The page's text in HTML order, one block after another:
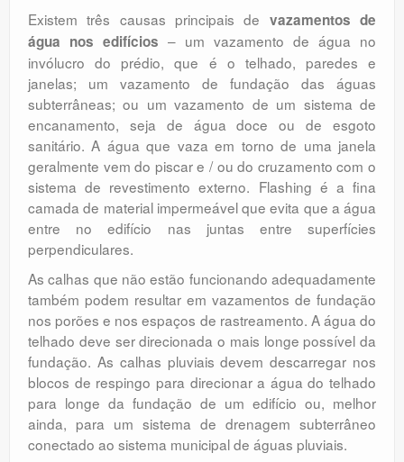
Existem três causas principais de vazamentos de
água nos edifícios – um vazamento de água no
invólucro do prédio, que é o telhado, paredes e
janelas; um vazamento de fundação das águas
subterrâneas; ou um vazamento de um sistema de
encanamento, seja de água doce ou de esgoto
sanitário. A água que vaza em torno de uma janela
geralmente vem do piscar e / ou do cruzamento com o
sistema de revestimento externo. Flashing é a fina
camada de material impermeável que evita que a água
entre no edifício nas juntas entre superfícies
perpendiculares.
As calhas que não estão funcionando adequadamente
também podem resultar em vazamentos de fundação
nos porões e nos espaços de rastreamento. A água do
telhado deve ser direcionada o mais longe possível da
fundação. As calhas pluviais devem descarregar nos
blocos de respingo para direcionar a água do telhado
para longe da fundação de um edifício ou, melhor
ainda, para um sistema de drenagem subterrâneo
conectado ao sistema municipal de águas pluviais.